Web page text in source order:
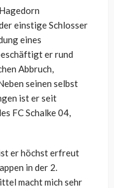
einstige Schlosser
eines
er rund
Abbruch,
seinen selbst
ist er seit
FC Schalke 04,
er höchst erfreut
in der 2.
macht mich sehr